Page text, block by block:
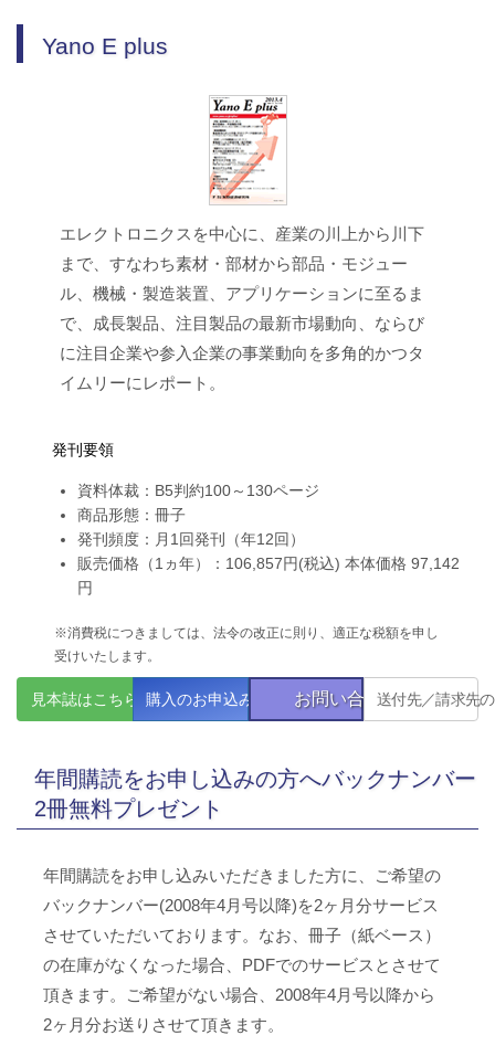
Yano E plus
エレクトロニクスを中心に、産業の川上から川下
まで、すなわち素材・部材から部品・モジュー
ル、機械・製造装置、アプリケーションに至るま
で、成長製品、注目製品の最新市場動向、ならび
に注目企業や参入企業の事業動向を多角的かつタ
イムリーにレポート。
発刊要領
資料体裁：B5判約100～130ページ
商品形態：冊子
発刊頻度：月1回発刊（年12回）
販売価格（1ヵ年）：106,857円(税込) 本体価格 97,142
円
※消費税につきましては、法令の改正に則り、適正な税額を申し
受けいたします。
見本誌はこちら 購入のお申込み お問い合わせ送付先／請求先
年間購読をお申し込みの方へバックナンバー
2冊無料プレゼント
年間購読をお申し込みいただきました方に、ご希望の
バックナンバー(2008年4月号以降)を2ヶ月分サービス
させていただいております。なお、冊子（紙ベース）
の在庫がなくなった場合、PDFでのサービスとさせて
頂きます。ご希望がない場合、2008年4月号以降から
2ヶ月分お送りさせて頂きます。